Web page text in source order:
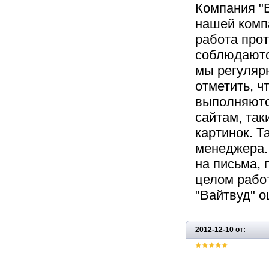
Компания
нашей
работа
мы
отметить,
сайтам,
картинок.
на письма,
целом
"Вайтвуд"
2012-12-10 от: